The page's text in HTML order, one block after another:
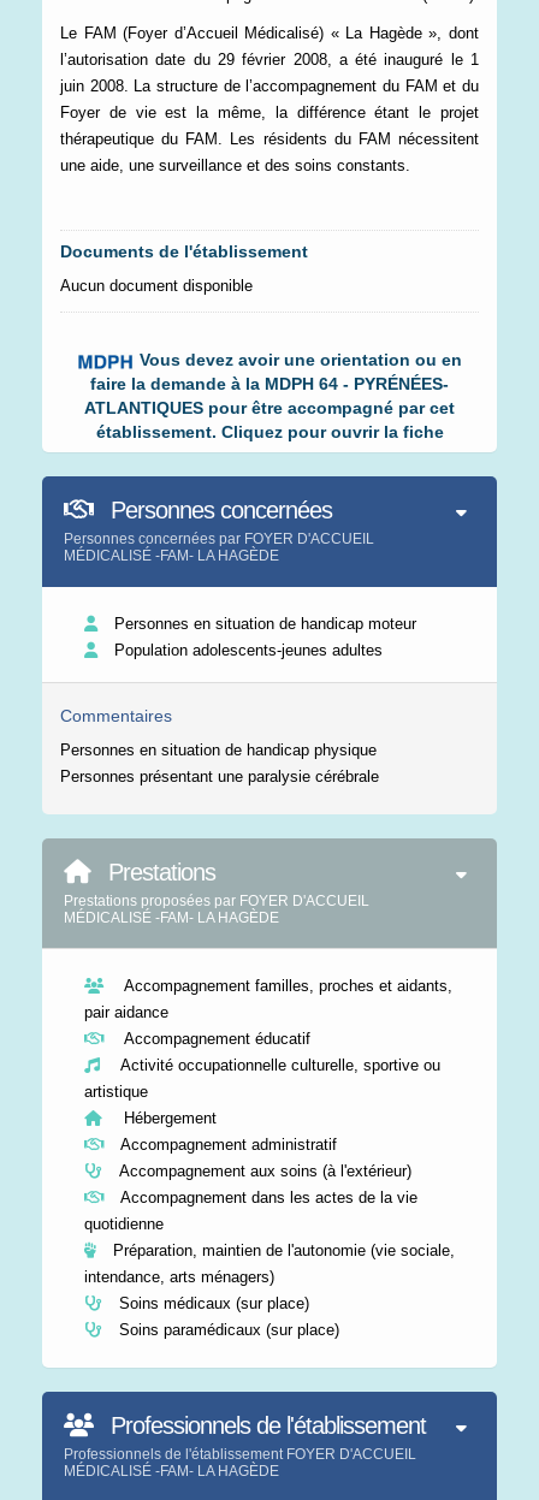
Le FAM (Foyer d’Accueil Médicalisé) « La Hagède », dont
l’autorisation date du 29 février 2008, a été inauguré le 1
juin 2008. La structure de l’accompagnement du FAM et du
Foyer de vie est la même, la différence étant le projet
thérapeutique du FAM. Les résidents du FAM nécessitent
une aide, une surveillance et des soins constants.
Documents de l'établissement
Aucun document disponible
Vous devez avoir une orientation ou en
faire la demande à la MDPH 64 - PYRÉNÉES-
ATLANTIQUES pour être accompagné par cet
établissement. Cliquez pour ouvrir la fiche
Personnes concernées
Personnes concernées par FOYER D'ACCUEIL
MÉDICALISÉ -FAM- LA HAGÈDE
Personnes en situation de handicap moteur
Population adolescents-jeunes adultes
Commentaires
Personnes en situation de handicap physique
Personnes présentant une paralysie cérébrale
Prestations
Prestations proposées par FOYER D'ACCUEIL
MÉDICALISÉ -FAM- LA HAGÈDE
Accompagnement familles, proches et aidants,
pair aidance
Accompagnement éducatif
Activité occupationnelle culturelle, sportive ou
artistique
Hébergement
Accompagnement administratif
Accompagnement aux soins (à l'extérieur)
Accompagnement dans les actes de la vie
quotidienne
Préparation, maintien de l'autonomie (vie sociale,
intendance, arts ménagers)
Soins médicaux (sur place)
Soins paramédicaux (sur place)
Professionnels de l'établissement
Professionnels de l'établissement FOYER D'ACCUEIL
MÉDICALISÉ -FAM- LA HAGÈDE